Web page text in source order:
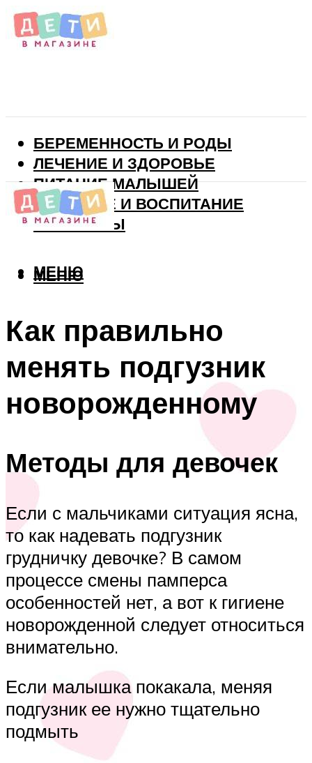
БЕРЕМЕННОСТЬ И РОДЫ
ЛЕЧЕНИЕ И ЗДОРОВЬЕ
ПИТАНИЕ МАЛЫШЕЙ
РАЗВИТИЕ И ВОСПИТАНИЕ
ВИТАМИНЫ
МЕНЮ
МЕНЮ
Как правильно
менять подгузник
новорожденному
Методы для девочек
Если с мальчиками ситуация ясна,
то как надевать подгузник
грудничку девочке? В самом
процессе смены памперса
особенностей нет, а вот к гигиене
новорожденной следует относиться
внимательно.
Если малышка покакала, меняя
подгузник ее нужно тщательно
подмыть